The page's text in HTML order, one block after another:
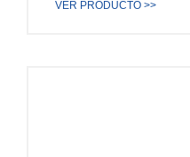
VER PRODUCTO >>